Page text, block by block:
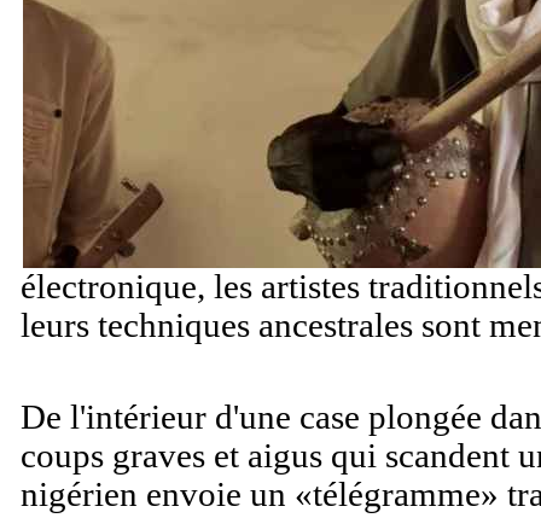
électronique, les artistes
leurs techniques ancestrales sont
De l'intérieur d'une case plongée
coups graves et aigus qui scandent
nigérien envoie un «télégramme»